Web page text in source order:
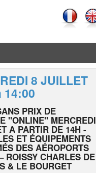
8 JUILLET
14:00
PRIX DE
"ONLINE" MERCREDI
A PARTIR DE 14H -
ET ÉQUIPEMENTS
DES AÉROPORTS
ROISSY CHARLES DE
& LE BOURGET